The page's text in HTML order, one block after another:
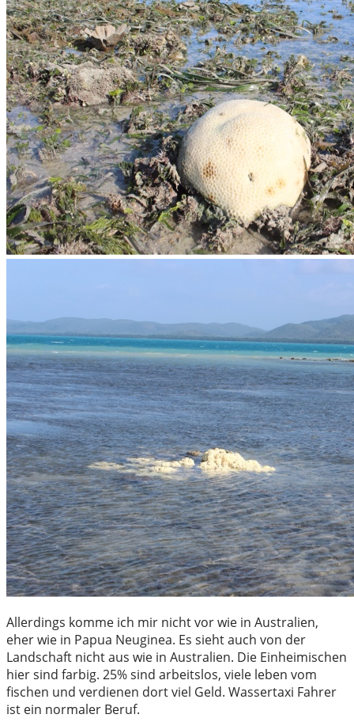
Allerdings komme ich mir nicht vor wie in Australien,
eher wie in Papua Neuginea. Es sieht auch von der
Landschaft nicht aus wie in Australien. Die Einheimischen
hier sind farbig. 25% sind arbeitslos, viele leben vom
fischen und verdienen dort viel Geld. Wassertaxi Fahrer
ist ein normaler Beruf.